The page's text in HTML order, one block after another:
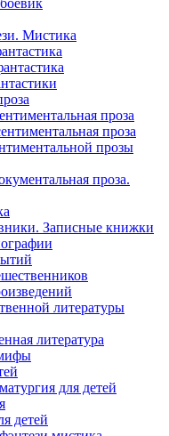
Мистика
проза
проза
прозы
проза.
Записные книжки
литературы
литература
для детей
детей